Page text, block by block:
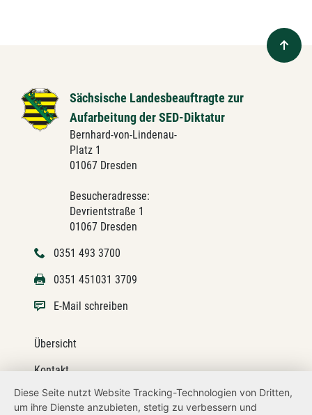
Sächsische Landesbeauftragte zur
Aufarbeitung der SED-Diktatur
Bernhard-von-Lindenau-
Platz 1
01067 Dresden
Besucheradresse:
Devrientstraße 1
01067 Dresden
0351 493 3700
0351 451031 3709
E-Mail schreiben
Übersicht
Kontakt
Impressum
Diese Seite nutzt Website Tracking-Technologien von Dritten,
um ihre Dienste anzubieten, stetig zu verbessern und